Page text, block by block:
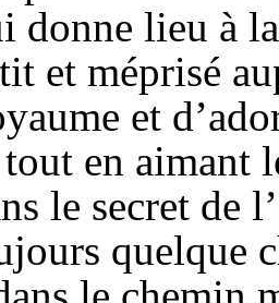
donne lieu à
et méprisé
et
en aimant
le secret de
quelque